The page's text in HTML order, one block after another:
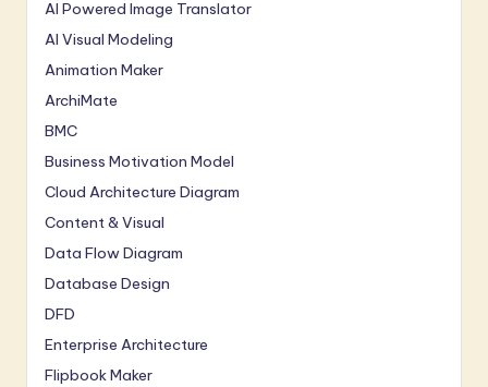
AI Powered Image Translator
AI Visual Modeling
Animation Maker
ArchiMate
BMC
Business Motivation Model
Cloud Architecture Diagram
Content & Visual
Data Flow Diagram
Database Design
DFD
Enterprise Architecture
Flipbook Maker